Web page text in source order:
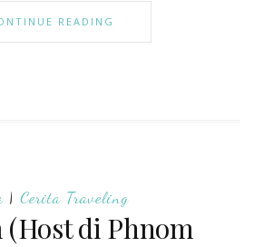
READING
| Cerita Traveling
di Phnom